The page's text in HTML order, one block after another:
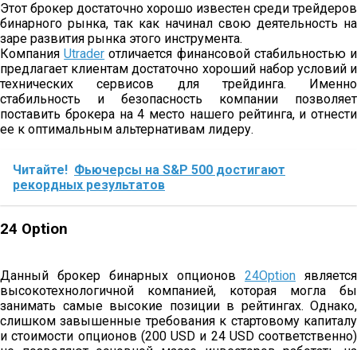
Этот брокер достаточно хорошо известен среди трейдеров
бинарного рынка, так как начинал свою деятельность на
заре развития рынка этого инструмента.
КомпанияUtrader отличается финансовой стабильностью и
предлагает клиентам достаточно хороший набор условий и
технических сервисов для трейдинга. Именно
стабильность и безопасность компании позволяет
поставить брокера на 4 место нашего рейтинга, и отнести
ее к оптимальным альтернативам лидеру.
Читайте! Фьючерсы на S&P 500 достигают
рекордных результатов
24 Option
Данный брокер бинарных опционов 24Option является
высокотехнологичной компанией, которая могла бы
занимать самые высокие позиции в рейтингах. Однако,
слишком завышенные требования к стартовому капиталу
и стоимости опционов (200 USD и 24 USD соответственно)